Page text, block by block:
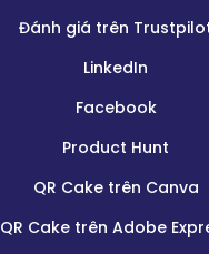
Đánh giá trên
LinkedIn
Facebook
Product Hunt
QR Cake trên Canva
QR Cake trên Adobe